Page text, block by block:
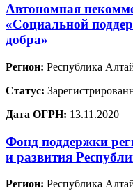
Автономная
«Социальной
добра»
Регион: Республика
Статус:
Дата ОГРН: 13.11.2020
Фонд поддержки
и развития
Регион: Республика